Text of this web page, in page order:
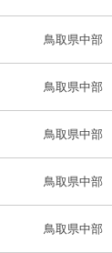
鳥取県中部
鳥取県中部
鳥取県中部
鳥取県中部
鳥取県中部